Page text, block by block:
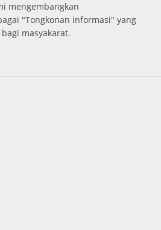
mengembangkan
"Tongkonan informasi" yang
masyakarat.